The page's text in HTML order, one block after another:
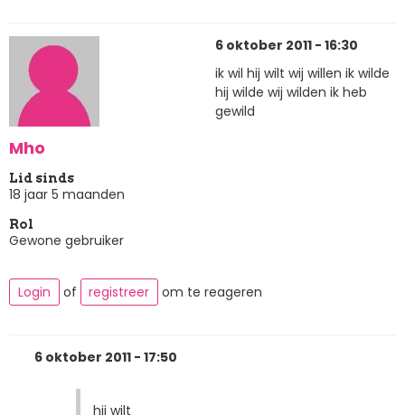
Mho
Lid sinds
18 jaar 5 maanden
Rol
Gewone gebruiker
6 oktober 2011 - 16:30
ik wil hij wilt wij willen ik wilde
hij wilde wij wilden ik heb
gewild
Login of registreer om te reageren
6 oktober 2011 - 17:50
hij wilt